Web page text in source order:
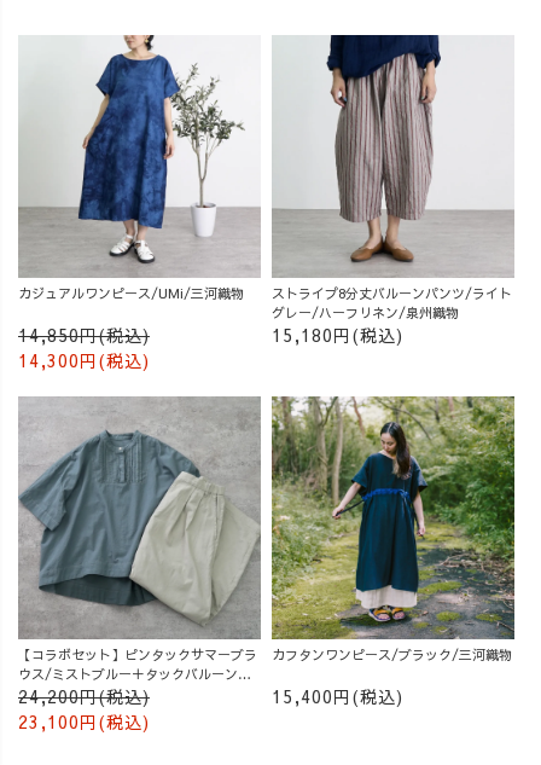
カジュアルワンピース/UMi/三河織物
14,850円(税込)
14,300円(税込)
ストライプ8分丈バルーンパンツ/ライト
グレー/ハーフリネン/泉州織物
15,180円(税込)
【コラボセット】ピンタックサマーブラ
ウス/ミストブルー＋タックバルーンパ
ンツ/グレージュ
24,200円(税込)
23,100円(税込)
カフタンワンピース/ブラック/三河織物
15,400円(税込)